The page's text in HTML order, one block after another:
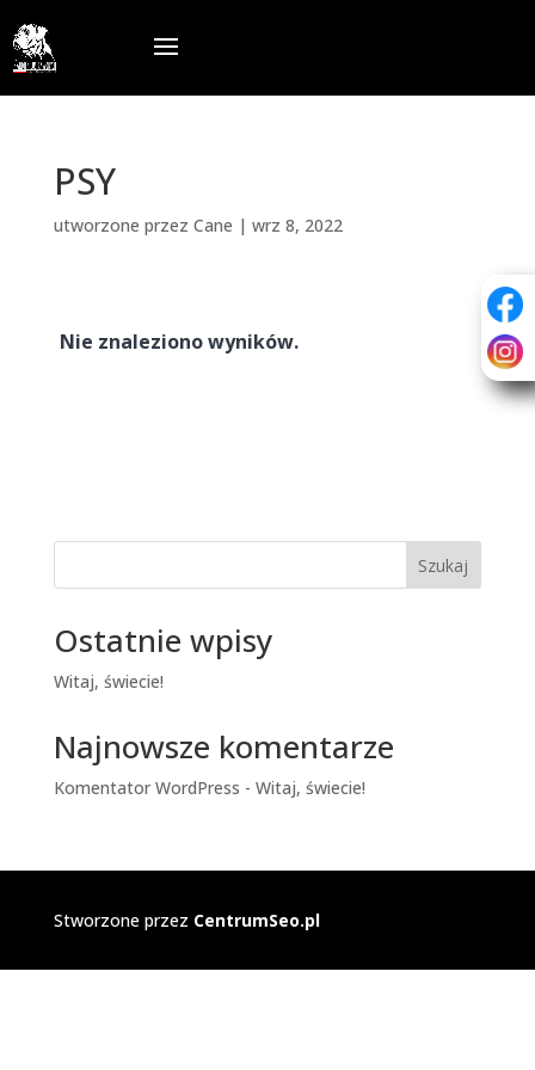
PSY
utworzone przez Cane | wrz 8, 2022
Nie znaleziono wyników.
Szukaj
Ostatnie wpisy
Witaj, świecie!
Najnowsze komentarze
Komentator WordPress - Witaj, świecie!
Stworzone przez CentrumSeo.pl